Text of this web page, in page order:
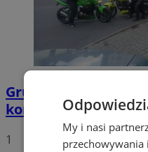
Grupa
kompletnie
1
My i nasi